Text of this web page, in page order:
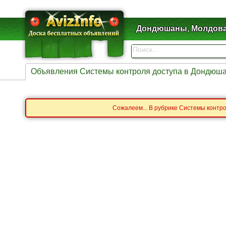
Дондюшаны,
Объявления Системы контроля доступа в
Сожалеем... В рубрике Системы